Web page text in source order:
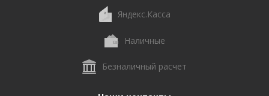
Яндекс.Касса
Наличные
Безналичный расчет